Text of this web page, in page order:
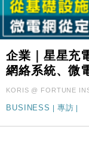
13:44
財經｜內
差達1125
12:44
財經｜日
日圓干預
11:12
國際｜特
張
司
企業｜星星充
網絡系統、微
KORIS @ FORTUNE
BUSINESS | 專訪 |